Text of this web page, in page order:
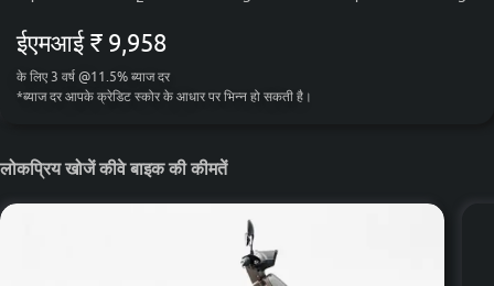
ईएमआई ₹ 9,958
के लिए 3 वर्ष @11.5% ब्याज दर
*ब्याज दर आपके क्रेडिट स्कोर के आधार पर भिन्न हो सकती है।
लोकप्रिय खोजें कीवे बाइक की कीमतें